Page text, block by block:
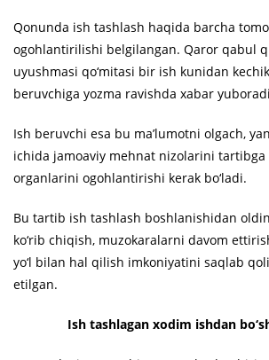
Qonunda ish tashlash haqida barcha
ogohlantirilishi belgilangan. Qaror qabul
uyushmasi qo‘mitasi bir ish kunidan
beruvchiga yozma ravishda xabar
Ish beruvchi esa bu ma’lumotni olgach,
ichida jamoaviy mehnat nizolarini
organlarini ogohlantirishi kerak bo‘ladi.
Bu tartib ish tashlash boshlanishidan
ko‘rib chiqish, muzokaralarni davom
yo‘l bilan hal qilish imkoniyatini saqlab
etilgan.
Ish tashlagan xodim ishdan